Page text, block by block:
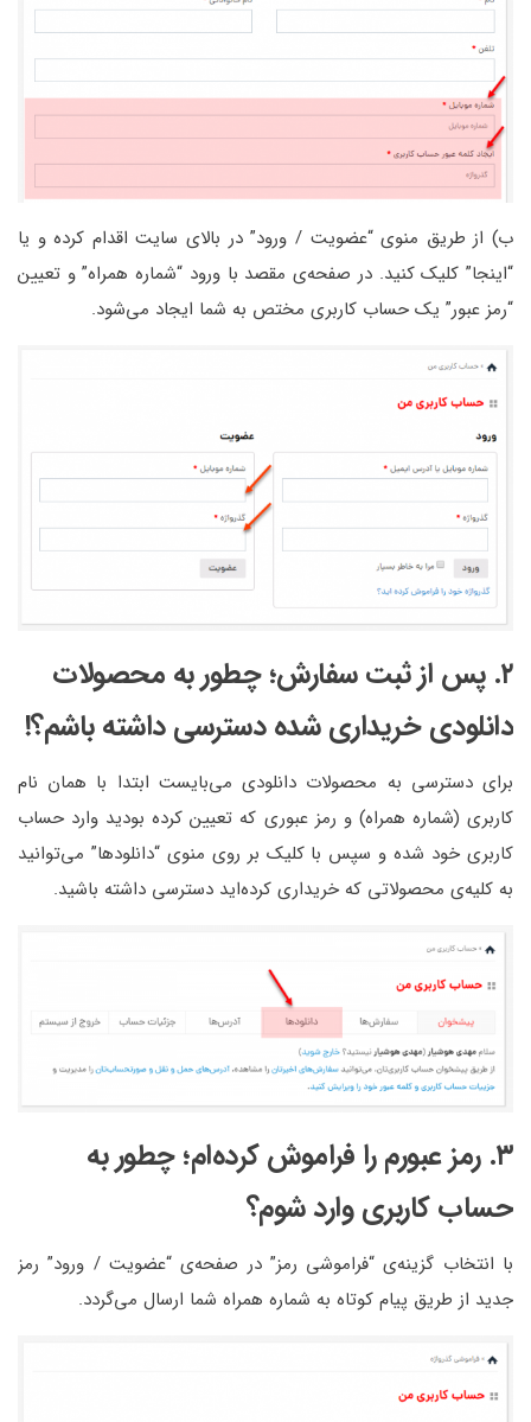
ب) از طریق منوی “عضویت / ورود” در بالای سایت اقدام کرده و یا
“اینجا” کلیک کنید. در صفحه‌ی مقصد با ورود “شماره همراه” و تعیین
“رمز عبور” یک حساب کاربری مختص به شما ایجاد می‌شود.
۲. پس از ثبت سفارش؛ چطور به محصولات
دانلودی خریداری شده دسترسی داشته باشم؟!
برای دسترسی به محصولات دانلودی می‌بایست ابتدا با همان نام
کاربری (شماره همراه) و رمز عبوری که تعیین کرده بودید وارد حساب
کاربری خود شده و سپس با کلیک بر روی منوی “دانلودها” می‌توانید
به کلیه‌ی محصولاتی که خریداری کرده‌اید دسترسی داشته باشید.
۳. رمز عبورم را فراموش کرده‌ام؛ چطور به
حساب کاربری وارد شوم؟
با انتخاب گزینه‌ی “فراموشی رمز” در صفحه‌ی “عضویت / ورود” رمز
جدید از طریق پیام کوتاه به شماره همراه شما ارسال می‌گردد.